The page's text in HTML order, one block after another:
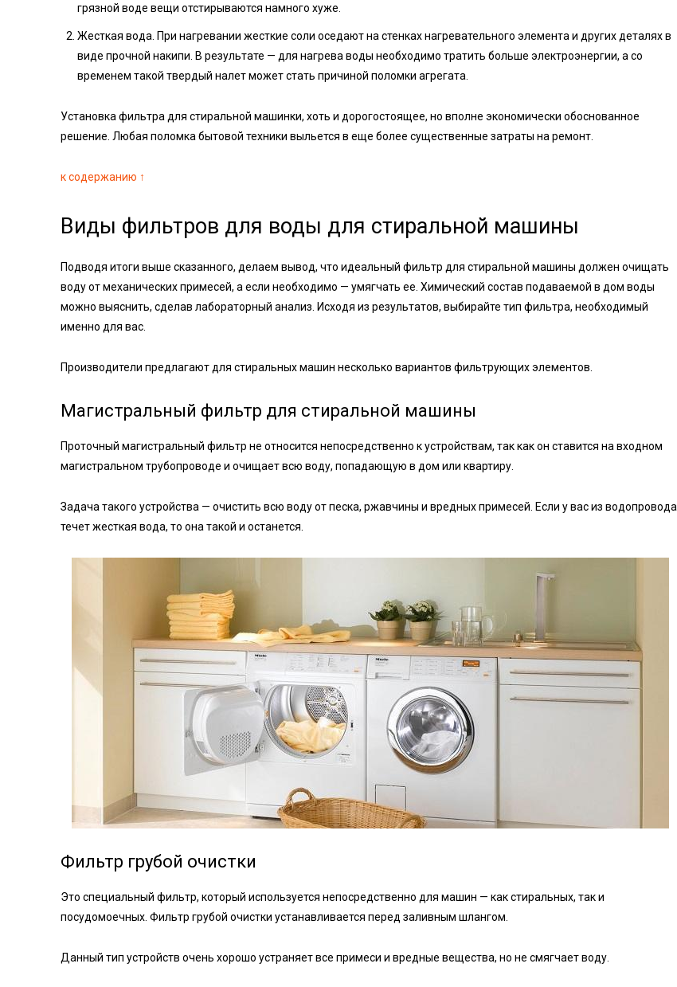
грязной воде вещи отстирываются намного хуже.
Жесткая вода. При нагревании жесткие соли оседают на стенках нагревательного элемента и других деталях в
виде прочной накипи. В результате — для нагрева воды необходимо тратить больше электроэнергии, а со
временем такой твердый налет может стать причиной поломки агрегата.
Установка фильтра для стиральной машинки, хоть и дорогостоящее, но вполне экономически обоснованное
решение. Любая поломка бытовой техники выльется в еще более существенные затраты на ремонт.
к содержанию ↑
Виды фильтров для воды для стиральной машины
Подводя итоги выше сказанного, делаем вывод, что идеальный фильтр для стиральной машины должен очищать
воду от механических примесей, а если необходимо — умягчать ее. Химический состав подаваемой в дом воды
можно выяснить, сделав лабораторный анализ. Исходя из результатов, выбирайте тип фильтра, необходимый
именно для вас.
Производители предлагают для стиральных машин несколько вариантов фильтрующих элементов.
Магистральный фильтр для стиральной машины
Проточный магистральный фильтр не относится непосредственно к устройствам, так как он ставится на входном
магистральном трубопроводе и очищает всю воду, попадающую в дом или квартиру.
Задача такого устройства — очистить всю воду от песка, ржавчины и вредных примесей. Если у вас из водопровода
течет жесткая вода, то она такой и останется.
Фильтр грубой очистки
Это специальный фильтр, который используется непосредственно для машин — как стиральных, так и
посудомоечных. Фильтр грубой очистки устанавливается перед заливным шлангом.
Данный тип устройств очень хорошо устраняет все примеси и вредные вещества, но не смягчает воду.